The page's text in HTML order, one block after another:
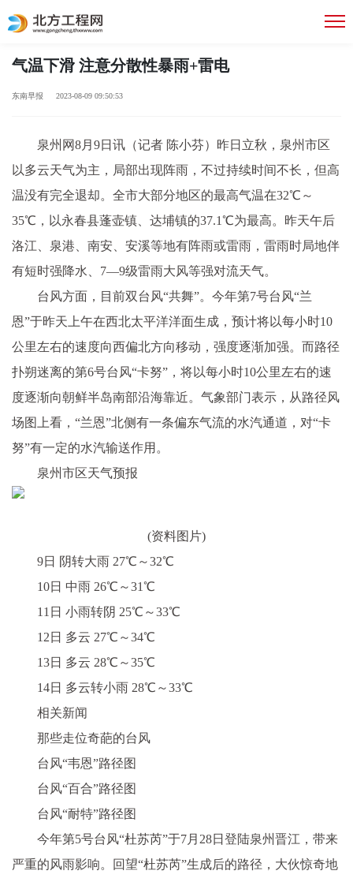
气温下滑 注意分散性暴雨+雷电
东南早报 2023-08-09 09:50:53
泉州网8月9日讯（记者 陈小芬）昨日立秋，泉州市区
以多云天气为主，局部出现阵雨，不过持续时间不长，但高
温没有完全退却。全市大部分地区的最高气温在32℃～
35℃，以永春县蓬壶镇、达埔镇的37.1℃为最高。昨天午后
洛江、泉港、南安、安溪等地有阵雨或雷雨，雷雨时局地伴
有短时强降水、7—9级雷雨大风等强对流天气。
台风方面，目前双台风“共舞”。今年第7号台风“兰
恩”于昨天上午在西北太平洋洋面生成，预计将以每小时10
公里左右的速度向西偏北方向移动，强度逐渐加强。而路径
扑朔迷离的第6号台风“卡努”，将以每小时10公里左右的速
度逐渐向朝鲜半岛南部沿海靠近。气象部门表示，从路径风
场图上看，“兰恩”北侧有一条偏东气流的水汽通道，对“卡
努”有一定的水汽输送作用。
泉州市区天气预报
(资料图片)
9日 阴转大雨 27℃～32℃
10日 中雨 26℃～31℃
11日 小雨转阴 25℃～33℃
12日 多云 27℃～34℃
13日 多云 28℃～35℃
14日 多云转小雨 28℃～33℃
相关新闻
那些走位奇葩的台风
台风“韦恩”路径图
台风“百合”路径图
台风“耐特”路径图
今年第5号台风“杜苏芮”于7月28日登陆泉州晋江，带来
严重的风雨影响。回望“杜苏芮”生成后的路径，大伙惊奇地